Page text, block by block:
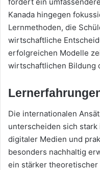
Kanada hingegen
Lernmethoden, die
wirtschaftliche
erfolgreichen Modelle
wirtschaftlichen Bildung
Die internationalen
unterscheiden sich
digitaler Medien und
besonders nachhaltig
ein stärker